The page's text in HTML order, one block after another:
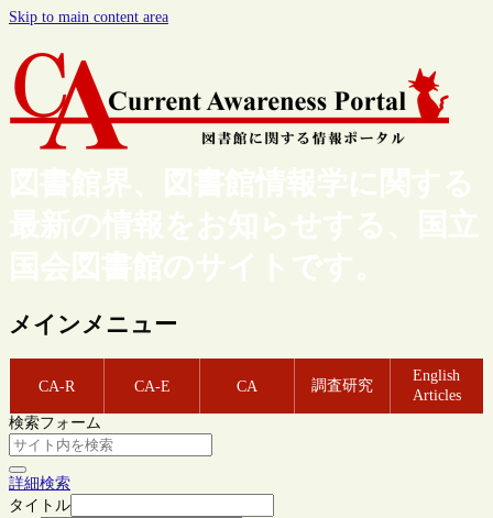
Skip to main content area
図書館界、図書館情報学に関する
最新の情報をお知らせする、国立
国会図書館のサイトです。
メインメニュー
CA-R CA-E CA 調査研究
English
Articles
検索フォーム
詳細検索
タイトル